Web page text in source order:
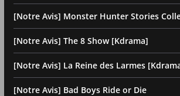
[Notre Avis] Monster Hunter Stories
[Notre Avis] The 8 Show [Kdrama]
[Notre Avis] La Reine des Larmes
[Notre Avis] Bad Boys Ride or Die